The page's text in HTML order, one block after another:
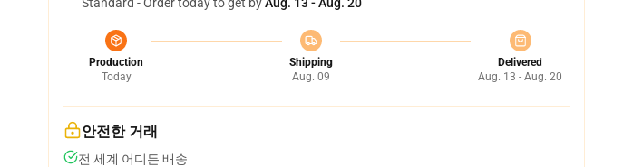
Production
Today
Shipping
Aug. 09
Delivered
Aug. 13 - Aug. 20
안전한 거래
전 세계 어디든 배송